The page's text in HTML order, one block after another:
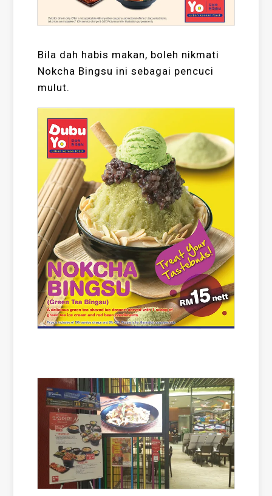
Bila dah habis makan, boleh nikmati
Nokcha Bingsu ini sebagai pencuci
mulut.